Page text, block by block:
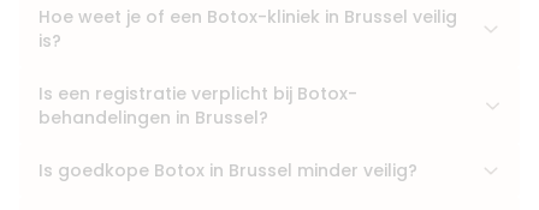
Hoe weet je of een Botox-kliniek in Brussel veilig
is?
Is een registratie verplicht bij Botox-
behandelingen in Brussel?
Is goedkope Botox in Brussel minder veilig?